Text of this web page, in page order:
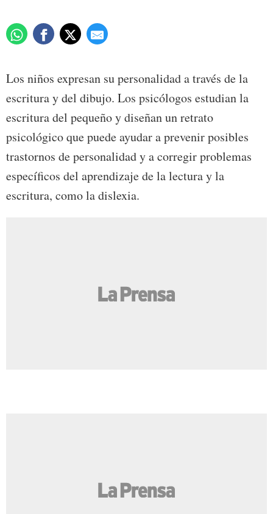
Los niños expresan su personalidad a través de la
escritura y del dibujo. Los psicólogos estudian la
escritura del pequeño y diseñan un retrato
psicológico que puede ayudar a prevenir posibles
trastornos de personalidad y a corregir problemas
específicos del aprendizaje de la lectura y la
escritura, como la dislexia.